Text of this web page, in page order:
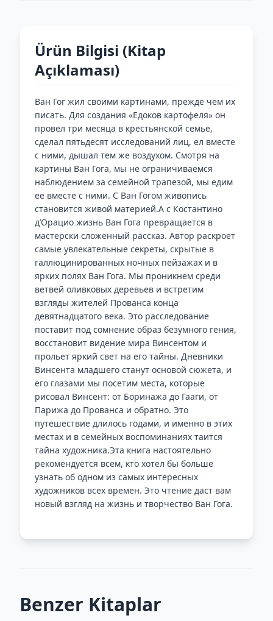
Ürün Bilgisi (Kitap
Açıklaması)
Ван Гог жил своими картинами, прежде чем их
писать. Для создания «Едоков картофеля» он
провел три месяца в крестьянской семье,
сделал пятьдесят исследований лиц, ел вместе
с ними, дышал тем же воздухом. Смотря на
картины Ван Гога, мы не ограничиваемся
наблюдением за семейной трапезой, мы едим
ее вместе с ними. С Ван Гогом живопись
становится живой материей.А с Костантино
д’Орацио жизнь Ван Гога превращается в
мастерски сложенный рассказ. Автор раскроет
самые увлекательные секреты, скрытые в
галлюцинированных ночных пейзажах и в
ярких полях Ван Гога. Мы проникнем среди
ветвей оливковых деревьев и встретим
взгляды жителей Прованса конца
девятнадцатого века. Это расследование
поставит под сомнение образ безумного гения,
восстановит видение мира Винсентом и
прольет яркий свет на его тайны. Дневники
Винсента младшего станут основой сюжета, и
его глазами мы посетим места, которые
рисовал Винсент: от Боринажа до Гааги, от
Парижа до Прованса и обратно. Это
путешествие длилось годами, и именно в этих
местах и в семейных воспоминаниях таится
тайна художника.Эта книга настоятельно
рекомендуется всем, кто хотел бы больше
узнать об одном из самых интересных
художников всех времен. Это чтение даст вам
новый взгляд на жизнь и творчество Ван Гога.
Benzer Kitaplar